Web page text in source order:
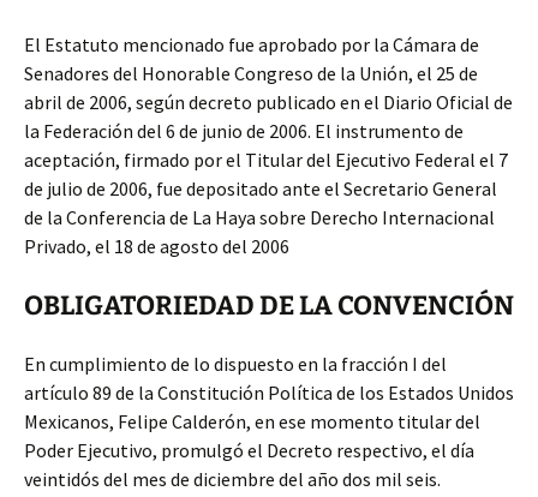
El Estatuto mencionado fue aprobado por la Cámara de
Senadores del Honorable Congreso de la Unión, el 25 de
abril de 2006, según decreto publicado en el Diario Oficial de
la Federación del 6 de junio de 2006. El instrumento de
aceptación, firmado por el Titular del Ejecutivo Federal el 7
de julio de 2006, fue depositado ante el Secretario General
de la Conferencia de La Haya sobre Derecho Internacional
Privado, el 18 de agosto del 2006
OBLIGATORIEDAD DE LA CONVENCIÓN
En cumplimiento de lo dispuesto en la fracción I del
artículo 89 de la Constitución Política de los Estados Unidos
Mexicanos, Felipe Calderón, en ese momento titular del
Poder Ejecutivo, promulgó el Decreto respectivo, el día
veintidós del mes de diciembre del año dos mil seis.